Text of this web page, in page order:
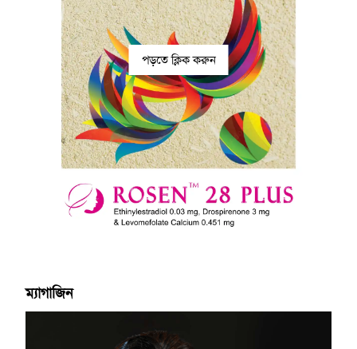
পড়তে ক্লিক করুন
ম্যাগাজিন